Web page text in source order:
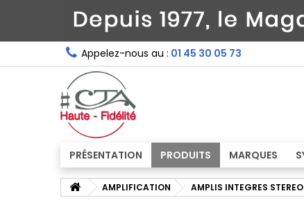
Appelez-nous au : 01 45 30 05 73
PRÉSENTATION PRODUITS MARQUES
AMPLIFICATION AMPLIS INTEGRES STEREO